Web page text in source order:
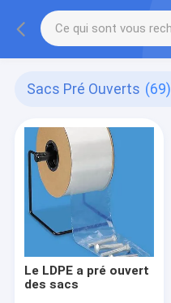
Sacs Pré Ouverts (69)
Le LDPE a pré ouvert
des sacs